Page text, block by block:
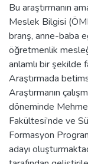
Bu araştırmanın
Meslek Bilgisi
branş, anne-baba
öğretmenlik
anlamlı bir şekilde
Araştırmada
Araştırmanın
döneminde
Fakültesi’nde ve
Formasyon
adayı